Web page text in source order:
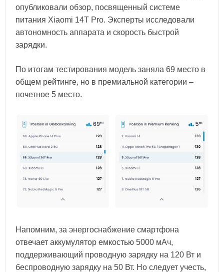
опубликовали обзор, посвященный системе
питания Xiaomi 14T Pro. Эксперты исследовали
автономность аппарата и скорость быстрой
зарядки.
По итогам тестирования модель заняла 69 место в
общем рейтинге, но в премиальной категории –
почетное 5 место.
Напомним, за энергоснабжение смартфона
отвечает аккумулятор емкостью 5000 мАч,
поддерживающий проводную зарядку на 120 Вт и
беспроводную зарядку на 50 Вт. Но следует учесть,